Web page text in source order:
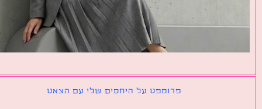
פרומפט על היחסים שלי עם הצאט